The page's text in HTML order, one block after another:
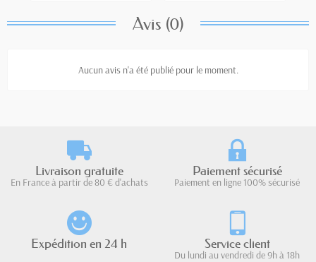
Avis (0)
Aucun avis n'a été publié pour le moment.
Livraison gratuite
En France à partir de 80 € d'achats
Paiement sécurisé
Paiement en ligne 100% sécurisé
Expédition en 24 h Service client
Du lundi au vendredi de 9h à 18h